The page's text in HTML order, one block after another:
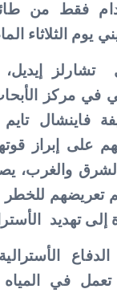
10 أقدام فقط من
يوم الثلاثاء
تشارلز
فاينشال تايم
على إبراز
والغرب،
تعريضهم
إلى تهديد
تعمل في